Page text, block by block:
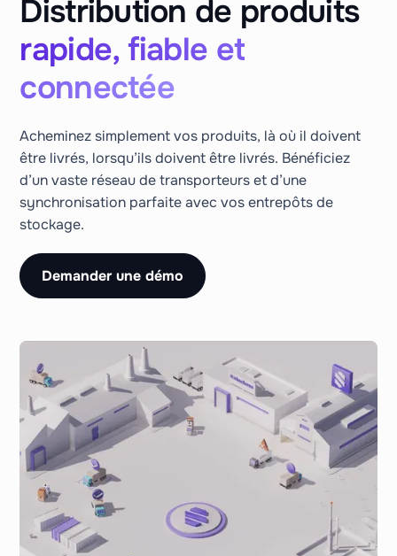
Distribution de produits
rapide, fiable et
connectée
Acheminez simplement vos produits, là où il doivent
être livrés, lorsqu’ils doivent être livrés. Bénéficiez
d’un vaste réseau de transporteurs et d’une
synchronisation parfaite avec vos entrepôts de
stockage.
Demander une démo